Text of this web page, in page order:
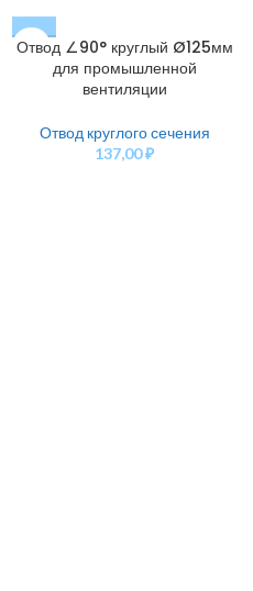
Отвод ∠90° круглый Ø125мм
для промышленной
вентиляции
Отвод круглого сечения
137,00₽